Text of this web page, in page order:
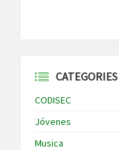
CATEGORIES
CODISEC
Jóvenes
Musica